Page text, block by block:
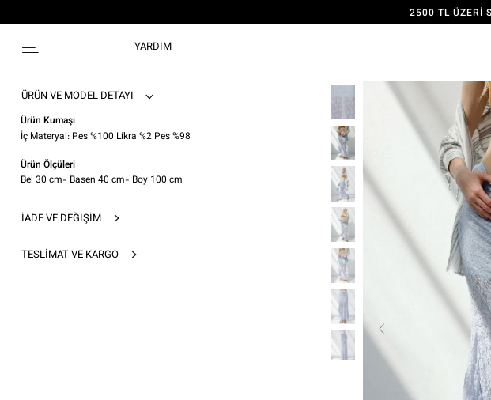
2500 TL ÜZERİ
ÜYE OL,
YARDIM
ÜRÜN VE MODEL DETAYI
Ürün Kumaşı
İç Materyal: Pes %100 Likra %2 Pes %98
Ürün Ölçüleri
Bel 30 cm- Basen 40 cm- Boy 100 cm
İADE VE DEĞIŞIM
TESLIMAT VE KARGO